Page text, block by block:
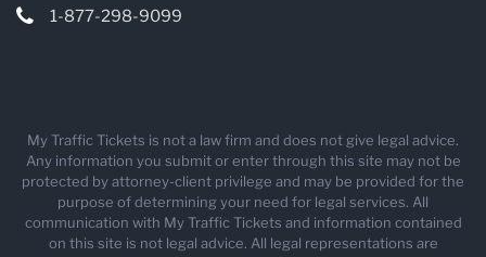
1-877-298-9099
My Traffic Tickets is not a law firm and does not give legal advice.
Any information you submit or enter through this site may not be
protected by attorney-client privilege and may be provided for the
purpose of determining your need for legal services. All
communication with My Traffic Tickets and information contained
on this site is not legal advice. All legal representations are